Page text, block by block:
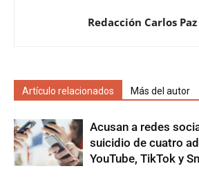
Redacción Carlos
Artículo relacionados Más del autor
Acusan a redes
suicidio de cuatro
YouTube, TikTok y